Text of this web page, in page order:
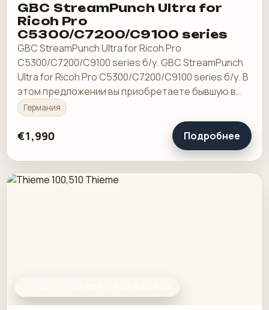
GBC StreamPunch Ultra for
Ricoh Pro
C5300/C7200/C9100 series
GBC StreamPunch Ultra for Ricoh Pro
C5300/C7200/C9100 series б/у. GBC StreamPunch
Ultra for Ricoh Pro C5300/C7200/C9100 series б/у. В
этом предложении вы приобретаете бывшую в
употреблении перфорационную систему «GBC
SteamPunch…
Германия
€1,990 Подробнее